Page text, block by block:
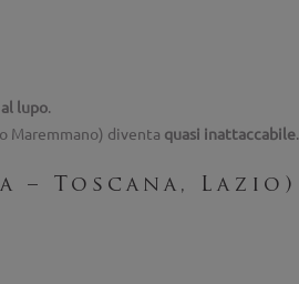
lupo.
Maremmano) diventa quasi inattaccabile.
– Toscana, Lazio)